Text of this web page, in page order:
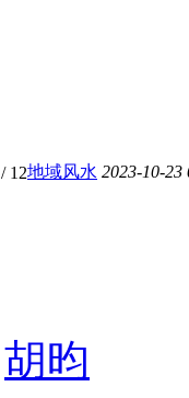
/ 12地域风水 2023-10-
胡昀